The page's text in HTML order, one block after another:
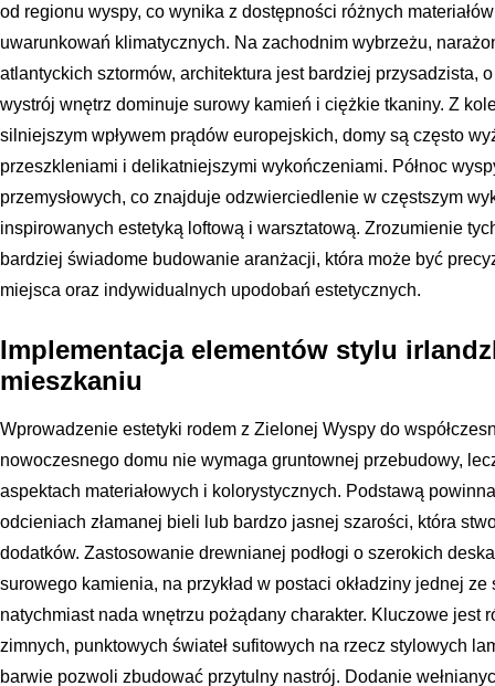
od regionu wyspy, co wynika z dostępności różnych
uwarunkowań klimatycznych. Na zachodnim wybrzeżu,
atlantyckich sztormów, architektura jest bardziej przysadzista,
wystrój wnętrz dominuje surowy kamień i ciężkie tkaniny. Z
silniejszym wpływem prądów europejskich, domy są często
przeszkleniami i delikatniejszymi wykończeniami. Północ
przemysłowych, co znajduje odzwierciedlenie w częstszym
inspirowanych estetyką loftową i warsztatową. Zrozumienie
bardziej świadome budowanie aranżacji, która może być
miejsca oraz indywidualnych upodobań estetycznych.
Implementacja elementów stylu
mieszkaniu
Wprowadzenie estetyki rodem z Zielonej Wyspy do
nowoczesnego domu nie wymaga gruntownej przebudowy,
aspektach materiałowych i kolorystycznych. Podstawą
odcieniach złamanej bieli lub bardzo jasnej szarości, która
dodatków. Zastosowanie drewnianej podłogi o szerokich
surowego kamienia, na przykład w postaci okładziny jednej
natychmiast nada wnętrzu pożądany charakter. Kluczowe jest
zimnych, punktowych świateł sufitowych na rzecz stylowych
barwie pozwoli zbudować przytulny nastrój. Dodanie